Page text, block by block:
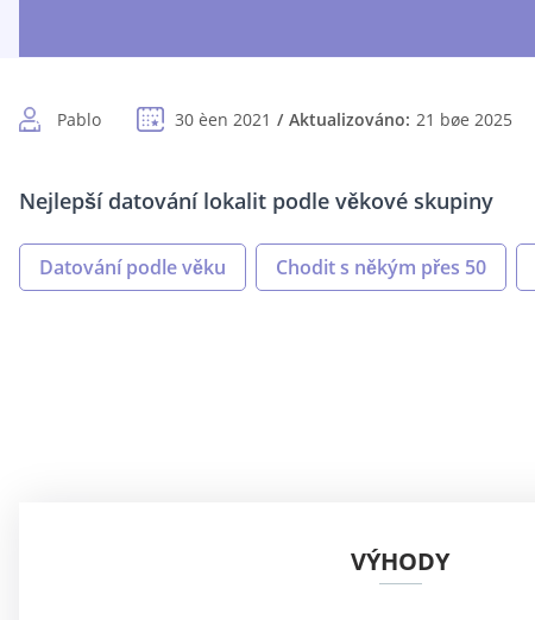
Pablo 30 èen 2021 Aktualizováno: 21 bøe 2025
Nejlepší datování lokalit podle věkové skupiny
Datování podle věku Chodit s někým přes 50
VÝHODY